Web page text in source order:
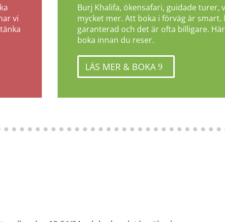
vi
Burj Khalifa, ökensafari, guidade turer,
mycket mer. Att boka i förväg är smart.
garanterad och det är ofta billigare.
boka innan du reser.
LÄS MER & BOKA